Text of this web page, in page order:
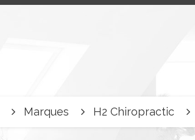
Marques H2 Chiropractic